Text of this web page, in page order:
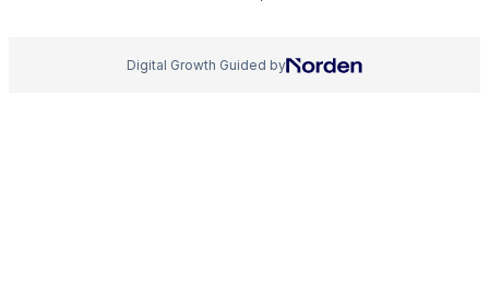
Digital Growth Guided by